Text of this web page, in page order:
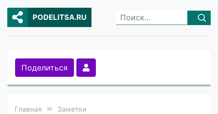
PODELITSA.RU
Поделиться
Главная
Заметки